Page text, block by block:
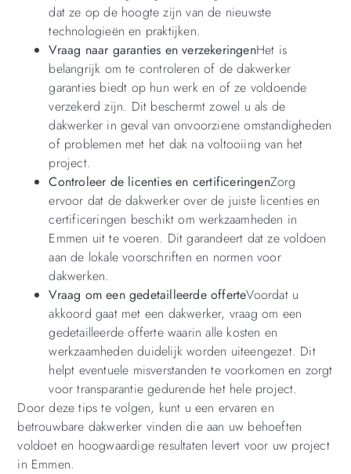
dat ze op de hoogte zijn van de nieuwste
technologieën en praktijken.
Vraag naar garanties en verzekeringenHet is
belangrijk om te controleren of de dakwerker
garanties biedt op hun werk en of ze voldoende
verzekerd zijn. Dit beschermt zowel u als de
dakwerker in geval van onvoorziene omstandigheden
of problemen met het dak na voltooiing van het
project.
Controleer de licenties en certificeringenZorg
ervoor dat de dakwerker over de juiste licenties en
certificeringen beschikt om werkzaamheden in
Emmen uit te voeren. Dit garandeert dat ze voldoen
aan de lokale voorschriften en normen voor
dakwerken.
Vraag om een gedetailleerde offerteVoordat u
akkoord gaat met een dakwerker, vraag om een
gedetailleerde offerte waarin alle kosten en
werkzaamheden duidelijk worden uiteengezet. Dit
helpt eventuele misverstanden te voorkomen en zorgt
voor transparantie gedurende het hele project.
Door deze tips te volgen, kunt u een ervaren en
betrouwbare dakwerker vinden die aan uw behoeften
voldoet en hoogwaardige resultaten levert voor uw project
in Emmen.